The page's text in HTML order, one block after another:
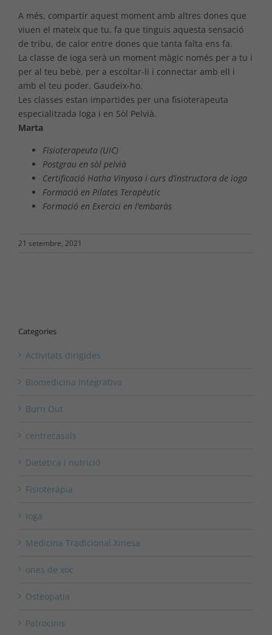
A més, compartir aquest moment amb altres dones que
viuen el mateix que tu, fa que tinguis aquesta sensació
de tribu, de calor entre dones que tanta falta ens fa.
La classe de ioga serà un moment màgic només per a tu i
per al teu bebè, per a escoltar-li i connectar amb ell i
amb el teu poder. Gaudeix-ho.
Les classes estan impartides per una fisioterapeuta
especialitzada Ioga i en Sòl Pelvià.
Marta
Fisioterapeuta (UIC)
Postgrau en sòl pelvià
Certificació Hatha Vinyasa i curs d’instructora de ioga
Formació en Pilates Terapèutic
Formació en Exercici en l’embaràs
21 setembre, 2021
Categories
Activitats dirigides
Biomedicina integrativa
Burn Out
centrecasals
Dietètica i nutrició
Fisioteràpia
ioga
Medicina Tradicional Xinesa
ones de xoc
Osteopatia
Patrocinis